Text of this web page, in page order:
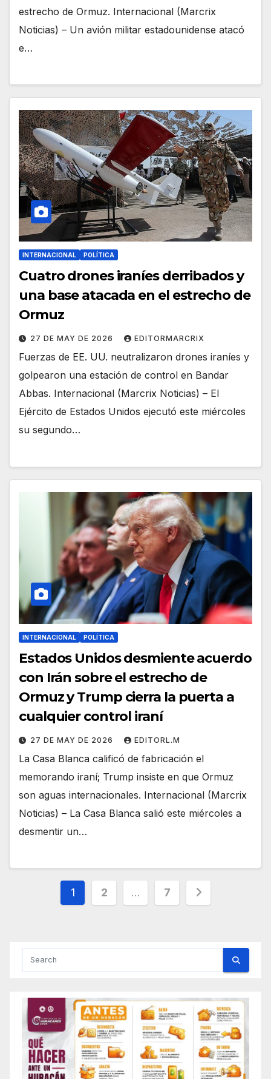
estrecho de Ormuz. Internacional (Marcrix
Noticias) – Un avión militar estadounidense atacó
e…
INTERNACIONAL POLÍTICA
Cuatro drones iraníes derribados y
una base atacada en el estrecho de
Ormuz
27 DE MAY DE 2026 EDITORMARCRIX
Fuerzas de EE. UU. neutralizaron drones iraníes y
golpearon una estación de control en Bandar
Abbas. Internacional (Marcrix Noticias) – El
Ejército de Estados Unidos ejecutó este miércoles
su segundo…
INTERNACIONAL POLÍTICA
Estados Unidos desmiente acuerdo
con Irán sobre el estrecho de
Ormuz y Trump cierra la puerta a
cualquier control iraní
27 DE MAY DE 2026 EDITORL.M
La Casa Blanca calificó de fabricación el
memorando iraní; Trump insiste en que Ormuz
son aguas internacionales. Internacional (Marcrix
Noticias) – La Casa Blanca salió este miércoles a
desmentir un…
Posts
1 2 … 7